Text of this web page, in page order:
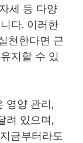
세 등 다양
다. 이러한
천한다면 근
지할 수 있
영양 관리,
려 있으며,
금부터라도